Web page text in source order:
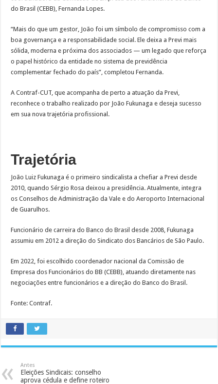
do Brasil (CEBB), Fernanda Lopes.
“Mais do que um gestor, João foi um símbolo de compromisso com a
boa governança e a responsabilidade social. Ele deixa a Previ mais
sólida, moderna e próxima dos associados — um legado que reforça
o papel histórico da entidade no sistema de previdência
complementar fechado do país”, completou Fernanda.
A Contraf-CUT, que acompanha de perto a atuação da Previ,
reconhece o trabalho realizado por João Fukunaga e deseja sucesso
em sua nova trajetória profissional.
Trajetória
João Luiz Fukunaga é o primeiro sindicalista a chefiar a Previ desde
2010, quando Sérgio Rosa deixou a presidência. Atualmente, integra
os Conselhos de Administração da Vale e do Aeroporto Internacional
de Guarulhos.
Funcionário de carreira do Banco do Brasil desde 2008, Fukunaga
assumiu em 2012 a direção do Sindicato dos Bancários de São Paulo.
Em 2022, foi escolhido coordenador nacional da Comissão de
Empresa dos Funcionários do BB (CEBB), atuando diretamente nas
negociações entre funcionários e a direção do Banco do Brasil.
Fonte: Contraf.
Antes
Eleições Sindicais: conselho
aprova cédula e define roteiro